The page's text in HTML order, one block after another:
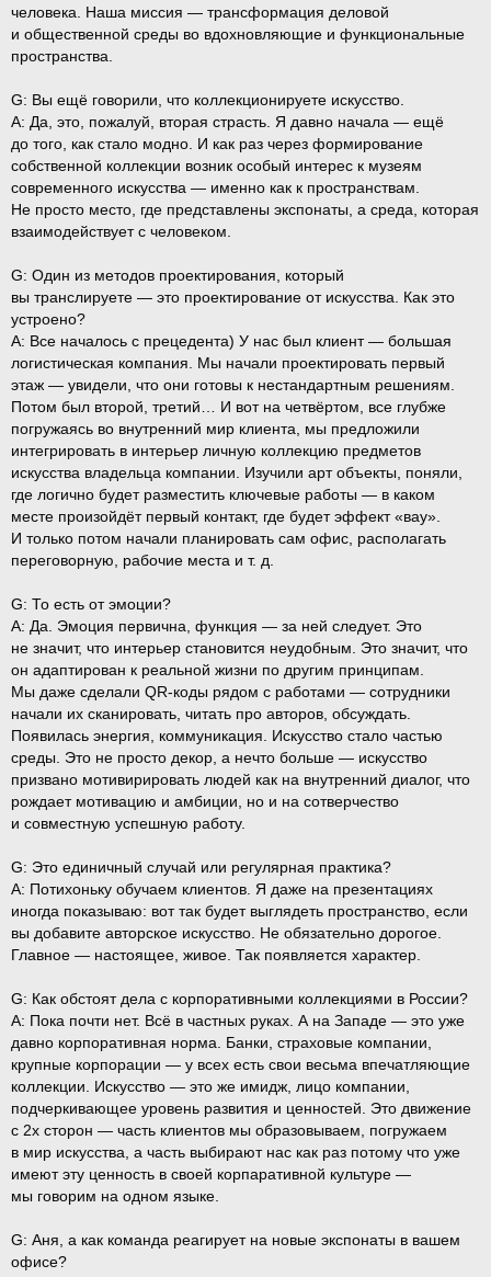
человека. Наша миссия — трансформация деловой
и общественной среды во вдохновляющие и функциональные
пространства.
G: Вы ещё говорили, что коллекционируете искусство.
A: Да, это, пожалуй, вторая страсть. Я давно начала — ещё
до того, как стало модно. И как раз через формирование
собственной коллекции возник особый интерес к музеям
современного искусства — именно как к пространствам.
Не просто место, где представлены экспонаты, а среда, которая
взаимодействует с человеком.
G: Один из методов проектирования, который
вы транслируете — это проектирование от искусства. Как это
устроено?
A: Все началось с прецедента) У нас был клиент — большая
логистическая компания. Мы начали проектировать первый
этаж — увидели, что они готовы к нестандартным решениям.
Потом был второй, третий… И вот на четвёртом, все глубже
погружаясь во внутренний мир клиента, мы предложили
интегрировать в интерьер личную коллекцию предметов
искусства владельца компании. Изучили арт объекты, поняли,
где логично будет разместить ключевые работы — в каком
месте произойдёт первый контакт, где будет эффект «вау».
И только потом начали планировать сам офис, располагать
переговорную, рабочие места и т. д.
G: То есть от эмоции?
A: Да. Эмоция первична, функция — за ней следует. Это
не значит, что интерьер становится неудобным. Это значит, что
он адаптирован к реальной жизни по другим принципам.
Мы даже сделали QR-коды рядом с работами — сотрудники
начали их сканировать, читать про авторов, обсуждать.
Появилась энергия, коммуникация. Искусство стало частью
среды. Это не просто декор, а нечто больше — искусство
призвано мотивирировать людей как на внутренний диалог, что
рождает мотивацию и амбиции, но и на сотверчество
и совместную успешную работу.
G: Это единичный случай или регулярная практика?
A: Потихоньку обучаем клиентов. Я даже на презентациях
иногда показываю: вот так будет выглядеть пространство, если
вы добавите авторское искусство. Не обязательно дорогое.
Главное — настоящее, живое. Так появляется характер.
G: Как обстоят дела с корпоративными коллекциями в России?
A: Пока почти нет. Всё в частных руках. А на Западе — это уже
давно корпоративная норма. Банки, страховые компании,
крупные корпорации — у всех есть свои весьма впечатляющие
коллекции. Искусство — это же имидж, лицо компании,
подчеркивающее уровень развития и ценностей. Это движение
с 2х сторон — часть клиентов мы образовываем, погружаем
в мир искусства, а часть выбирают нас как раз потому что уже
имеют эту ценность в своей корпаративной культуре —
мы говорим на одном языке.
G: Аня, а как команда реагирует на новые экспонаты в вашем
офисе?